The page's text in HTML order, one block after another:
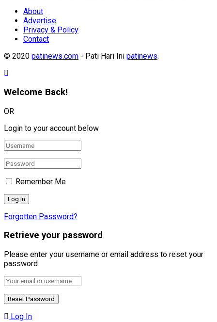
About
Advertise
Privacy & Policy
Contact
© 2020 patinews.com - Pati Hari Ini patinews.
Welcome Back!
OR
Login to your account below
Remember Me
Forgotten Password?
Retrieve your password
Please enter your username or email address to reset your
password.
Log In